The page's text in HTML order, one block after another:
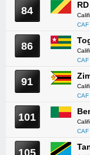
84
CAF
86
CAF
91
CAF
101
CAF
105